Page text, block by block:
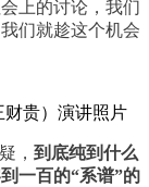
上的讨论，我们
们就趁这个机会
， 到底纯到什么
一百的“系谱”的